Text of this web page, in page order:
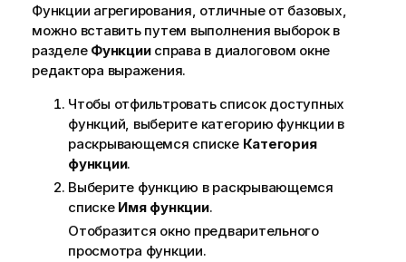
Функции агрегирования, отличные от базовых,
можно вставить путем выполнения выборок в
разделе Функциисправа в диалоговом окне
редактора выражения.
Чтобы отфильтровать список доступных
функций, выберите категорию функции в
раскрывающемся списке Категория
функции.
Выберите функцию в раскрывающемся
списке Имя функции.
Отобразится окно предварительного
просмотра функции.